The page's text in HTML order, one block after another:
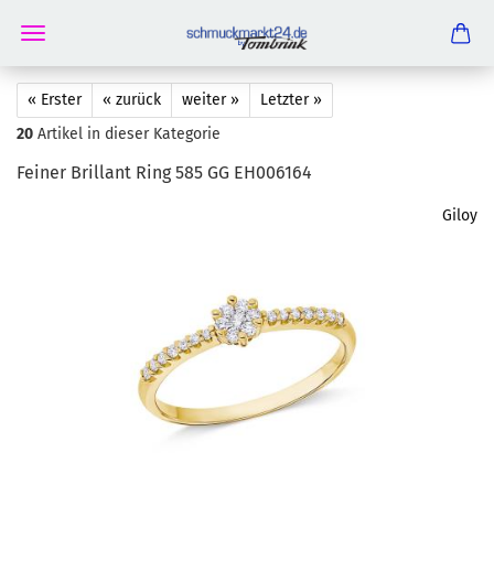
« Erster « zurück weiter »
Letzter »
20 Artikel in dieser Kategorie
Fei­ner Bril­lant Ring 585 GG EH006164
Giloy